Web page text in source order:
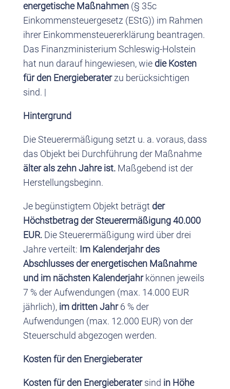
energetische Maßnahmen(§ 35c
Einkommensteuergesetz (EStG)) im Rahmen
ihrer Einkommensteuererklärung beantragen.
Das Finanzministerium Schleswig-Holstein
hat nun darauf hingewiesen, wie die Kosten
für den Energieberaterzu berücksichtigen
sind. |
Hintergrund
Die Steuerermäßigung setzt u. a. voraus, dass
das Objekt bei Durchführung der Maßnahme
älter als zehn Jahre ist. Maßgebend ist der
Herstellungsbeginn.
Je begünstigtem Objekt beträgt der
Höchstbetrag der Steuerermäßigung 40.000
EUR.Die Steuerermäßigung wird über drei
Jahre verteilt: Im Kalenderjahr des
Abschlusses der energetischen Maßnahme
und im nächsten Kalenderjahrkönnen jeweils
7 % der Aufwendungen (max. 14.000 EUR
jährlich), im dritten Jahr6 % der
Aufwendungen (max. 12.000 EUR) von der
Steuerschuld abgezogen werden.
Kosten für den Energieberater
Kosten für den Energieberatersind in Höhe